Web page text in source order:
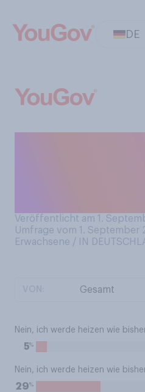
DE
Veröffentlicht am 1.
Umfrage vom 1. September
Erwachsene / IN
Nein, ich werde heizen wie
5%
Nein, ich werde heizen wie
29%